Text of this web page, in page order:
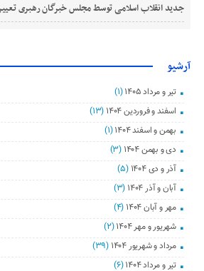
جدید انقلاب اسلامی توسط مجلس خبرگان رهبری
آرشیو
تیر و مرداد ۱۴۰۵
(۱)
اسفند و فروردین ۱۴۰۴
(۱۳)
بهمن و اسفند ۱۴۰۴
(۱)
دی و بهمن ۱۴۰۴
(۳)
آذر و دی ۱۴۰۴
(۵)
آبان و آذر ۱۴۰۴
(۳)
مهر و آبان ۱۴۰۴
(۴)
شهریور و مهر ۱۴۰۴
(۲)
مرداد و شهریور ۱۴۰۴
(۳۹)
تیر و مرداد ۱۴۰۴
(۶)